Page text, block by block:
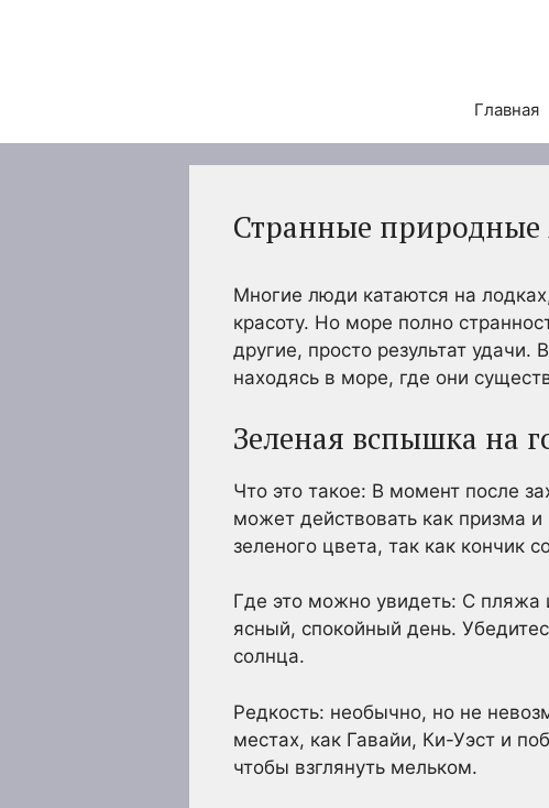
Главная
Странные природные
Многие люди катаются на
красоту. Но море полно
другие, просто результат
находясь в море, где они
Зеленая вспышка на
Что это такое: В момент после
может действовать как призма
зеленого цвета, так как кончик
Где это можно увидеть: С пляжа
ясный, спокойный день.
солнца.
Редкость: необычно, но не
местах, как Гавайи, Ки-Уэст и
чтобы взглянуть мельком.